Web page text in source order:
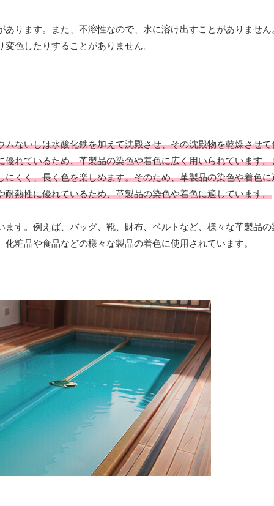
ります。また、不溶性なので、水に溶け出すことがありませ
色したりすることがありません。
ないしは水酸化鉄を加えて沈殿させ、その沈殿物を乾燥させ
れているため、革製品の染色や着色に広く用いられています
くく、長く色を楽しめます。そのため、革製品の染色や着色
熱性に優れているため、革製品の染色や着色に適しています。
す。例えば、バッグ、靴、財布、ベルトなど、様々な革製品
粧品や食品などの様々な製品の着色に使用されています。